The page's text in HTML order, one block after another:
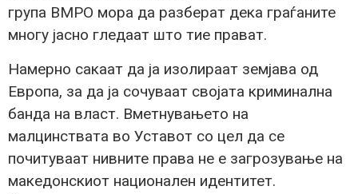
група ВМРО мора да разберат дека граѓаните
многу јасно гледаат што тие прават.
Намерно сакаат да ja изолираат земјава од
Европа, за да ja сочуваат својата криминална
банда на власт. Вметнувањето на
малцинствата во Уставот со цел да се
почитуваат нивните права не е загрозување на
македонскиот национален идентитет.